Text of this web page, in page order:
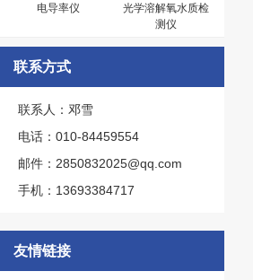
电导率仪
光学溶解氧水质检
测仪
联系方式
联系人：邓雪
电话：010-84459554
邮件：2850832025@qq.com
手机：13693384717
友情链接